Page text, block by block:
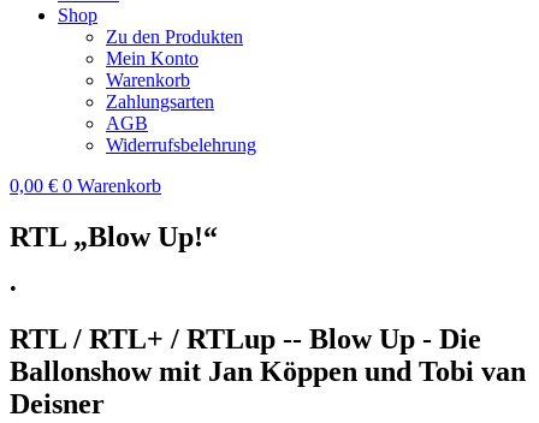
Shop
Zu den Produkten
Mein Konto
Warenkorb
Zahlungsarten
AGB
Widerrufsbelehrung
0,00 € 0 Warenkorb
RTL „Blow Up!“
•
RTL / RTL+ / RTLup -- Blow Up - Die
Ballonshow mit Jan Köppen und Tobi van
Deisner